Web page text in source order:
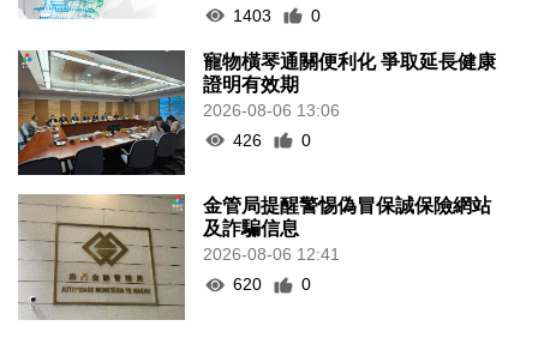
1403
0
寵物橫琴通關便利化 爭取延長健康
證明有效期
2026-08-06 13:06
426
0
金管局提醒警惕偽冒保誠保險網站
及詐騙信息
2026-08-06 12:41
620
0